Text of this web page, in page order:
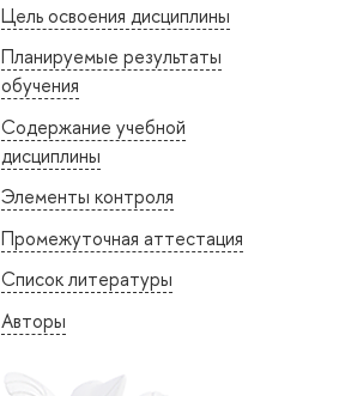
Цель освоения дисциплины
Планируемые результаты
обучения
Содержание учебной
дисциплины
Элементы контроля
Промежуточная аттестация
Список литературы
Авторы